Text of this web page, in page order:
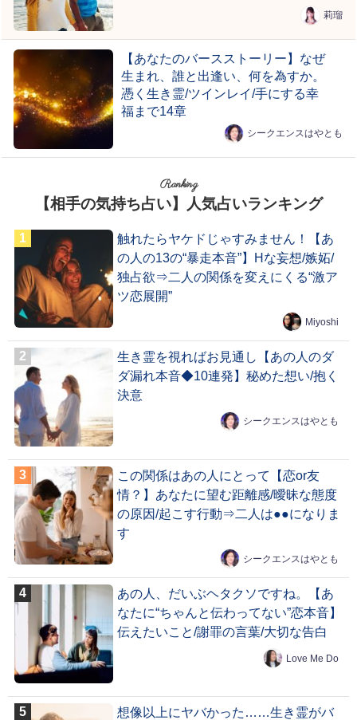
莉瑠
【あなたのバースストーリー】なぜ
生まれ、誰と出逢い、何を為すか。
憑く生き霊/ツインレイ/手にする幸
福まで14章
シークエンスはやとも
Ranking
【相手の気持ち占い】人気占いランキング
触れたらヤケドじゃすみません！【あ
の人の13の“暴走本音”】Hな妄想/嫉妬/
独占欲⇒二人の関係を変えにくる“激ア
ツ恋展開”
Miyoshi
生き霊を視ればお見通し【あの人のダ
ダ漏れ本音◆10連発】秘めた想い/抱く
決意
シークエンスはやとも
この関係はあの人にとって【恋or友
情？】あなたに望む距離感/曖昧な態度
の原因/起こす行動⇒二人は●●になりま
す
シークエンスはやとも
あの人、だいぶヘタクソですね。【あ
なたに“ちゃんと伝わってない”恋本音】
伝えたいこと/謝罪の言葉/大切な告白
Love Me Do
想像以上にヤバかった……生き霊がバ